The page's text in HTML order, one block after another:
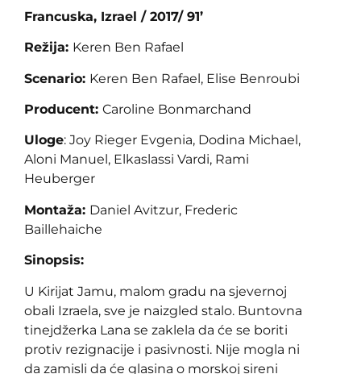
Francuska, Izrael / 2017/ 91’
Režija: Keren Ben Rafael
Scenario: Keren Ben Rafael, Elise Benroubi
Producent: Caroline Bonmarchand
Uloge: Joy Rieger Evgenia, Dodina Michael,
Aloni Manuel, Elkaslassi Vardi, Rami
Heuberger
Montaža: Daniel Avitzur, Frederic
Baillehaiche
Sinopsis:
U Kirijat Jamu, malom gradu na sjevernoj
obali Izraela, sve je naizgled stalo. Buntovna
tinejdžerka Lana se zaklela da će se boriti
protiv rezignacije i pasivnosti. Nije mogla ni
da zamisli da će glasina o morskoj sireni